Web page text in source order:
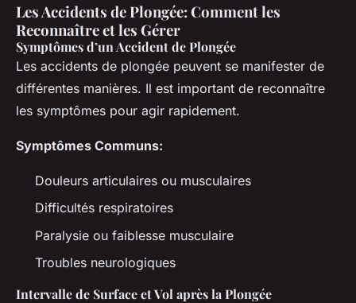
Les Accidents de Plongée: Comment les
Reconnaître et les Gérer
Symptômes d’un Accident de Plongée
Les accidents de plongée peuvent se manifester de
différentes manières. Il est important de reconnaître
les symptômes pour agir rapidement.
Symptômes Communs:
Douleurs articulaires ou musculaires
Difficultés respiratoires
Paralysie ou faiblesse musculaire
Troubles neurologiques
Intervalle de Surface et Vol après la Plongée